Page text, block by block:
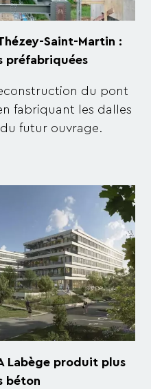
Saint-Martin :
préfabriquées
du pont
fabriquant les dalles
futur ouvrage.
Labège produit plus
béton